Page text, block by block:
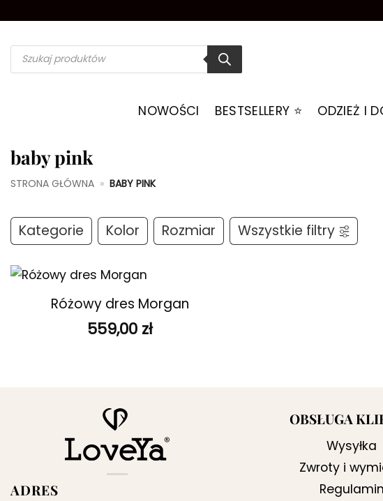
zawartości
Wyszukiwarka
produktów
NOWOŚCI BESTSELLERY ⭐️ ODZIEŻ I
baby pink
STRONA GŁÓWNA » BABY PINK
Kategorie Kolor Rozmiar Wszystkie filtry
Dodaj do
+
Różowy dres Morgan
559,00 zł
ADRES
OBSŁUGA
Wysyłka
Zwroty i
Regulamin